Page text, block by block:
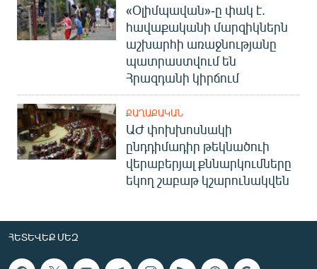
«Օլիմպավան»-ը փակ է.
հավաքականի մարզիկներն
աշխարհի առաջնությանը
պատրաստվում են
Հրազդանի կիրճում
ՔԱՂԱՔԱԿԱՆ
ԱԺ փոխխոսնակի
ընդդիմադիր թեկնածուի
վերաբերյալ քննարկումները
եկող շաբաթ կշարունակվեն
ՀԵՏԵՎԵՔ ՄԵԶ